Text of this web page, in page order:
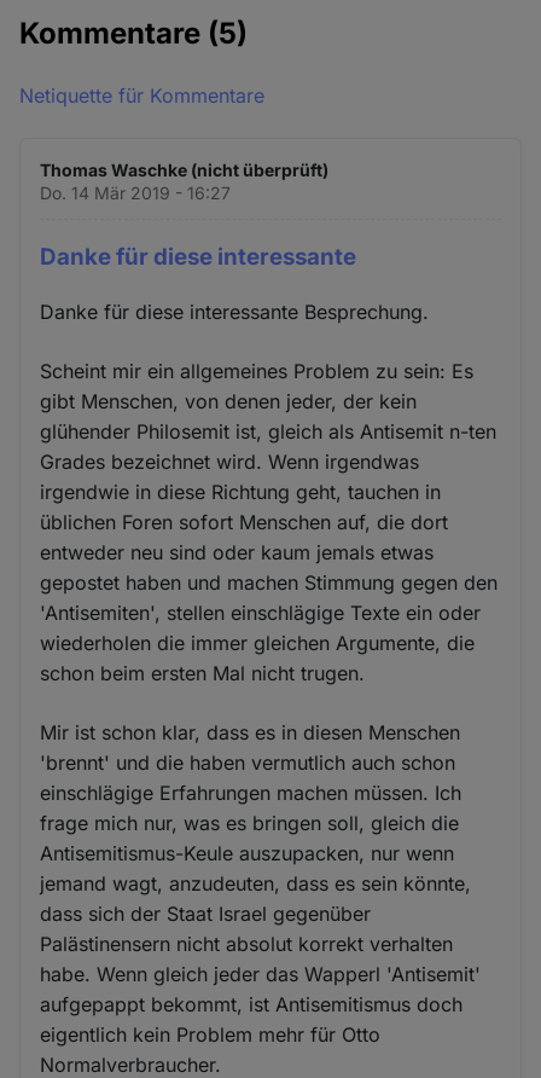
Kommentare (5)
Netiquette für Kommentare
Thomas Waschke (nicht überprüft)
Do. 14 Mär 2019 - 16:27
Danke für diese interessante
Danke für diese interessante Besprechung.
Scheint mir ein allgemeines Problem zu sein: Es
gibt Menschen, von denen jeder, der kein
glühender Philosemit ist, gleich als Antisemit n-ten
Grades bezeichnet wird. Wenn irgendwas
irgendwie in diese Richtung geht, tauchen in
üblichen Foren sofort Menschen auf, die dort
entweder neu sind oder kaum jemals etwas
gepostet haben und machen Stimmung gegen den
'Antisemiten', stellen einschlägige Texte ein oder
wiederholen die immer gleichen Argumente, die
schon beim ersten Mal nicht trugen.
Mir ist schon klar, dass es in diesen Menschen
'brennt' und die haben vermutlich auch schon
einschlägige Erfahrungen machen müssen. Ich
frage mich nur, was es bringen soll, gleich die
Antisemitismus-Keule auszupacken, nur wenn
jemand wagt, anzudeuten, dass es sein könnte,
dass sich der Staat Israel gegenüber
Palästinensern nicht absolut korrekt verhalten
habe. Wenn gleich jeder das Wapperl 'Antisemit'
aufgepappt bekommt, ist Antisemitismus doch
eigentlich kein Problem mehr für Otto
Normalverbraucher.